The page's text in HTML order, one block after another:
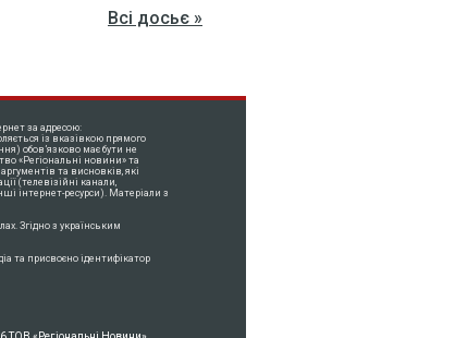
Всі досьє »
за адресою:
із вказівкою прямого
обов’язково має бути не
«Регіональні новини» та
та висновків, які
(телевізійні канали,
інтернет-ресурси). Матеріали з
Згідно з українським
та присвоєно ідентифікатор